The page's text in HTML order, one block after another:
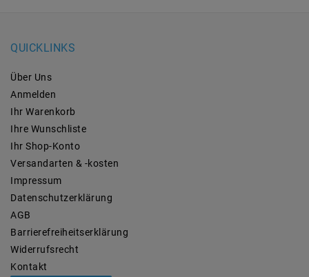
QUICKLINKS
Über Uns
Anmelden
Ihr Warenkorb
Ihre Wunschliste
Ihr Shop-Konto
Versandarten & -kosten
Impressum
Daten­schutz­erklärung
AGB
Barrierefreiheitserklärung
Widerrufs­recht
Kontakt